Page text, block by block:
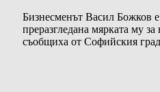
Бизнесменът Васил Божков
преразгледана мярката му
съобщиха от Софийския